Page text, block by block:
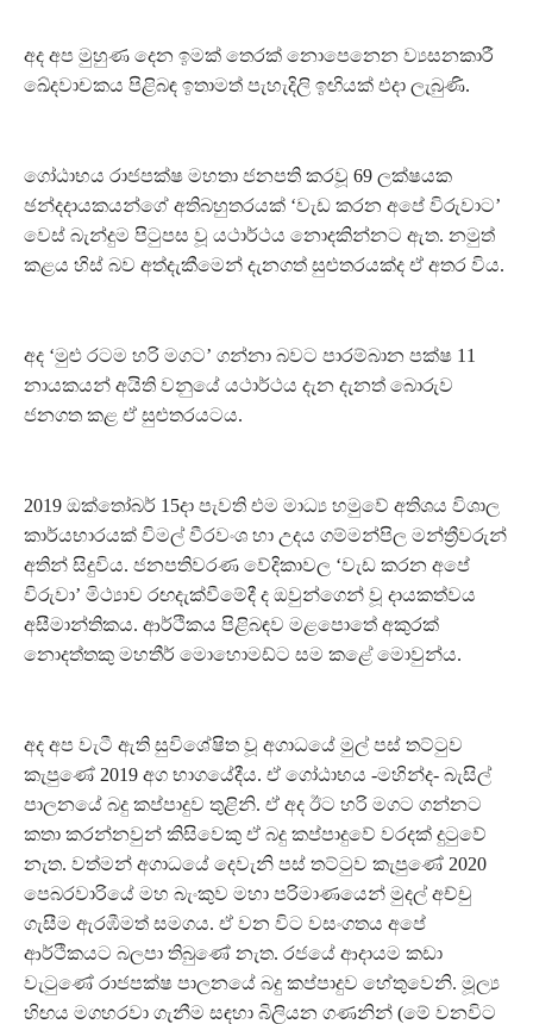
අද අප මුහුණ දෙන ඉමක් තෙරක් නොපෙනෙන ව්‍යසනකාරී
ඛේදවාචකය පිළිබඳ ඉතාමත් පැහැදිලි ඉඟියක් එදා ලැබුණි.
ගෝඨාභය රාජපක්ෂ මහතා ජනපති කරවූ 69 ලක්ෂයක
ඡන්දදායකයන්ගේ අතිබහුතරයක් ‘වැඩ කරන අපේ විරුවාට’
වෙස් බැන්දුම පිටුපස වූ යථාර්ථය නොදකින්නට ඇත. නමුත්
කළය හිස් බව අත්දැකීමෙන් දැනගත් සුළුතරයක්ද ඒ අතර විය.
අද ‘මුළු රටම හරි මගට’ ගන්නා බවට පාරම්බාන පක්ෂ 11
නායකයන් අයිති වනුයේ යථාර්ථය දැන දැනත් බොරුව
ජනගත කළ ඒ සුළුතරයටය.
2019 ඔක්තෝබර් 15දා පැවති එම මාධ්‍ය හමුවේ අතිශය විශාල
කාර්යභාරයක් විමල් වීරවංශ හා උදය ගම්මන්පිල මන්ත්‍රීවරුන්
අතින් සිදුවිය. ජනපතිවරණ වේදිකාවල ‘වැඩ කරන අපේ
විරුවා’ මිථ්‍යාව රඟදැක්වීමේදී ද ඔවුන්ගෙන් වූ දායකත්වය
අසීමාන්තිකය. ආර්ථිකය පිළිබඳව මළපොතේ අකුරක්
නොදත්තකු මහතීර් මොහොමඩ්ට සම කළේ මොවුන්ය.
අද අප වැටී ඇති සුවිශේෂිත වූ අගාධයේ මුල් පස් තට්ටුව
කැපුණේ 2019 අග භාගයේදීය. ඒ ගෝඨාභය -මහින්ද- බැසිල්
පාලනයේ බදු කප්පාදුව තුළිනි. ඒ අද ඊට හරි මගට ගන්නට
කතා කරන්නවුන් කිසිවෙකු ඒ බදු කප්පාදුවේ වරදක් දුටුවේ
නැත. වත්මන් අගාධයේ දෙවැනි පස් තට්ටුව කැපුණේ 2020
පෙබරවාරියේ මහ බැංකුව මහා පරිමාණයෙන් මුදල් අච්චු
ගැසීම ඇරඹීමත් සමගය. ඒ වන විට වසංගතය අපේ
ආර්ථිකයට බලපා තිබුණේ නැත. රජයේ ආදායම කඩා
වැටුණේ රාජපක්ෂ පාලනයේ බදු කප්පාදුව හේතුවෙනි. මූල්‍ය
හිඟය මගහරවා ගැනීම සඳහා බිලියන ගණනින් (මේ වනවිට